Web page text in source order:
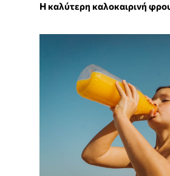
Η καλύτερη καλοκαιρινή